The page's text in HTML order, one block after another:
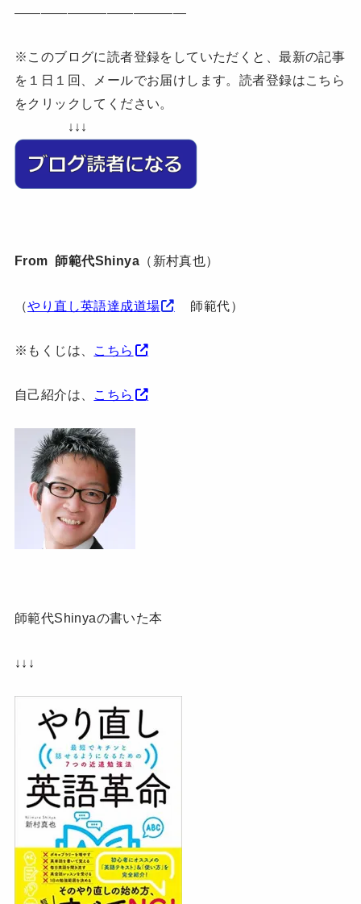
—————————————
※このブログに読者登録をしていただくと、最新の記事
を１日１回、メールでお届けします。読者登録はこちら
をクリックしてください。
↓↓↓
From 師範代Shinya （新村真也）
（やり直し英語達成道場 師範代）
※もくじは、 こちら
自己紹介は、 こちら
師範代Shinyaの書いた本
↓↓↓